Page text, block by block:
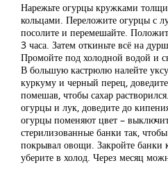
Нарежьте огурцы кружками
кольцами. Переложите огурцы с
посолите и перемешайте.
3 часа. Затем откиньте всё на
Промойте под холодной водой и
В большую кастрюлю налейте
куркуму и черный перец,
помешав, чтобы сахар
огурцы и лук, доведите до
огурцы поменяют цвет –
стерилизованные банки так,
покрывал овощи. Закройте банки
уберите в холод. Через месяц